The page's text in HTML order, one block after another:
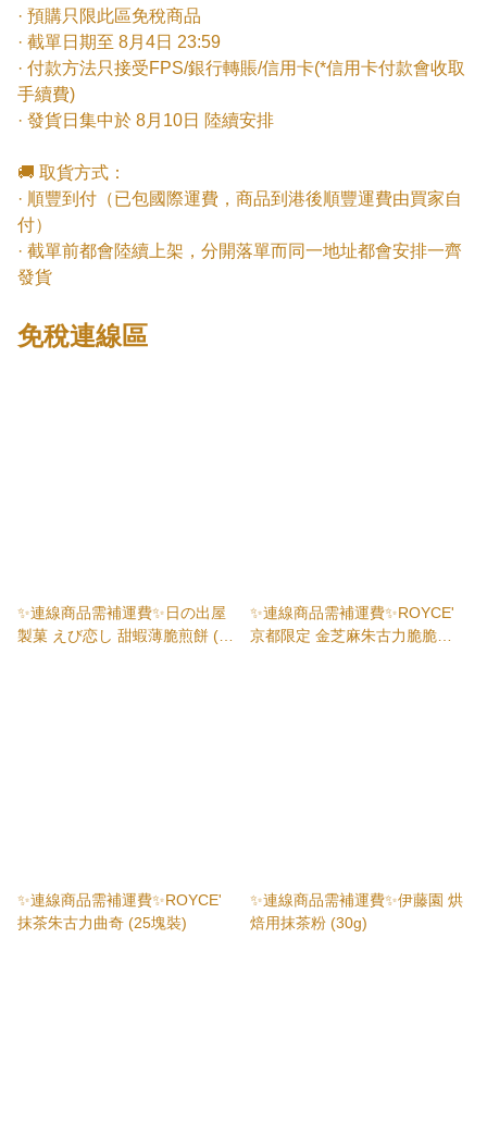
· 預購只限此區免稅商品
· 截單日期至 8月4日 23:59
· 付款方法只接受FPS/銀行轉賬/信用卡(*信用卡付款會收取
手續費)
· 發貨日集中於 8月10日 陸續安排
🚚 取貨方式：
· 順豐到付（已包國際運費，商品到港後順豐運費由買家自
付）
· 截單前都會陸續上架，分開落單而同一地址都會安排一齊
免稅連線區
✨連線商品需補運費✨日の出屋
製菓 えび恋し 甜蝦薄脆煎餅 (15
✨連線商品需補運費✨ROYCE'
京都限定 金芝麻朱古力脆脆
✨連線商品需補運費✨ROYCE'
抹茶朱古力曲奇 (25塊裝)
✨連線商品需補運費✨伊藤園 烘
焙用抹茶粉 (30g)